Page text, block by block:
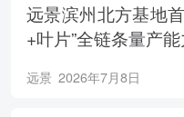
远景滨州北方基地
+叶片”全链条量产
远景 2026年7月8日